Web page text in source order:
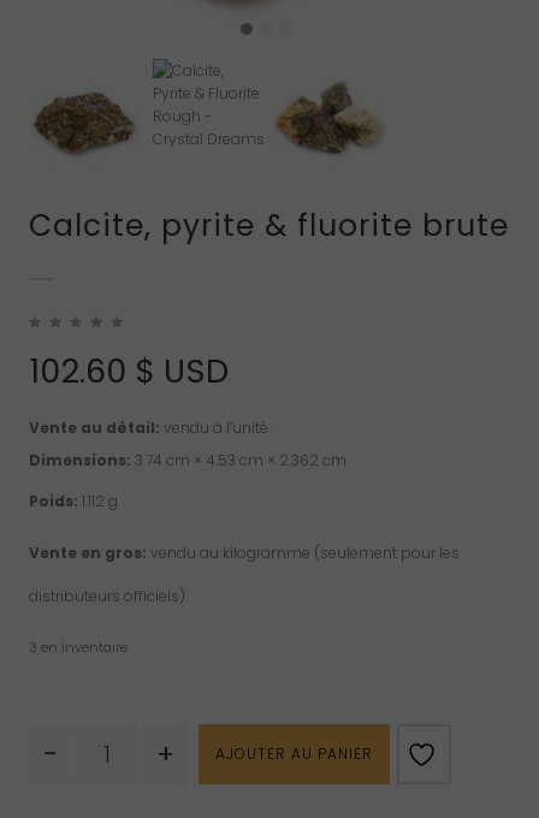
Calcite, pyrite & fluorite brute
102.60 $ USD
Vente au détail: vendu à l’unité.
Dimensions: 3.74 cm × 4.53 cm × 2.362 cm
Poids: 1.112 g
Vente en gros: vendu au kilogramme (seulement pour les
distributeurs officiels).
3 en inventaire
-
de
+ AJOUTER AU PANIER